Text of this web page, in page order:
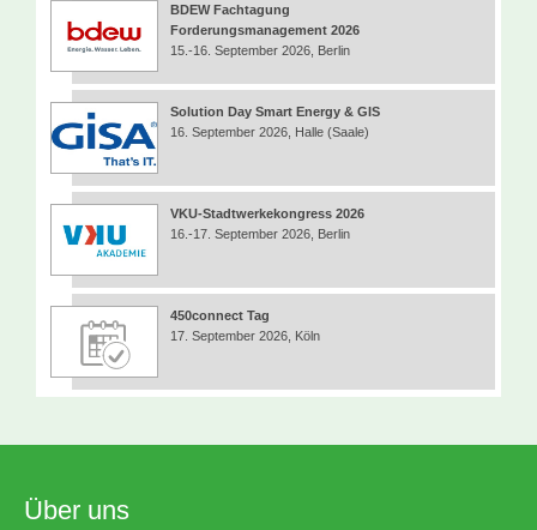
BDEW Fachtagung
Forderungsmanagement 2026
15.-16. September 2026, Berlin
Solution Day Smart Energy & GIS
16. September 2026, Halle (Saale)
VKU-Stadtwerkekongress 2026
16.-17. September 2026, Berlin
450connect Tag
17. September 2026, Köln
Über uns